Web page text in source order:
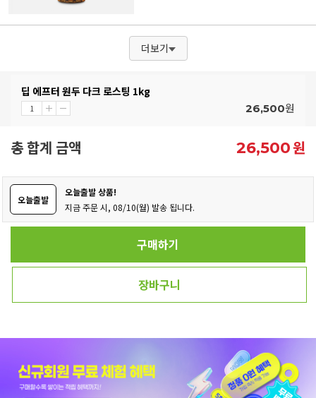
더보기
딥 에프터 원두 다크 로스팅 1kg
26,500원
총 합계 금액 26,500원
오늘출발
오늘출발 상품!
지금 주문 시, 08/10(월) 발송 됩니다.
구매하기
장바구니